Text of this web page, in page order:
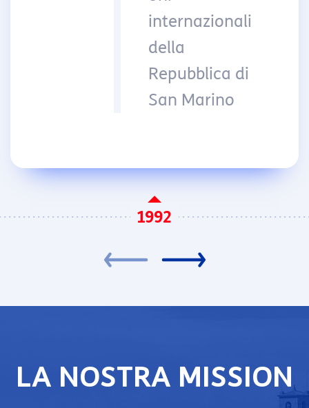
internazionali
della
Repubblica di
San Marino
1992
LA NOSTRA MISSION